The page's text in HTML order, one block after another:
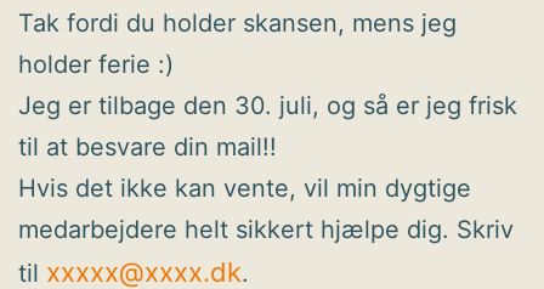
Tak fordi du holder skansen, mens jeg
holder ferie :)
Jeg er tilbage den 30. juli, og så er jeg frisk
til at besvare din mail!!
Hvis det ikke kan vente, vil min dygtige
medarbejdere helt sikkert hjælpe dig. Skriv
til xxxxx@xxxx.dk.